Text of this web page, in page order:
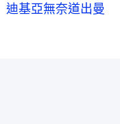
迪基亞無奈道出曼